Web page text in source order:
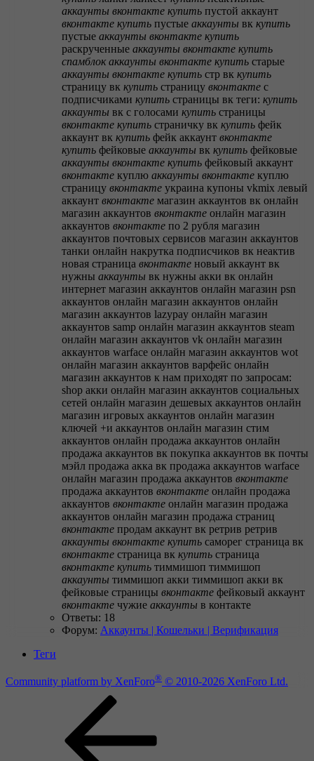
аккаунты вконтакте купить пустой аккаунт
вконтакте купить пустые аккаунты вк купить
пустые аккаунты вконтакте купить
раскрученные аккаунты вконтакте купить
спамблок аккаунты вконтакте купить старые
аккаунты вконтакте купить стр вк купить
страницу вк купить страницу вконтакте с
подписчиками купить страницы вк теги: купить
аккаунты вк с голосами купить страницы
вконтакте купить страничку вк купить фейк
аккаунт вк купить фейк аккаунт вконтакте
купить фейковые аккаунты вк купить фейковые
аккаунты вконтакте купить фейковый аккаунт
вконтакте куплю аккаунты вконтакте куплю
страницу вконтакте украина купоны vkmix левый
аккаунт вконтакте магазин аккаунтов вк онлайн
магазин аккаунтов вконтакте онлайн магазин
аккаунтов вконтакте по 2 рубля магазин
аккаунтов почтовых сервисов магазин аккаунтов
танки онлайн накрутка подписчиков вк неактив
новая страница вконтакте новый аккаунт вк
нужны аккаунты вк нужны акки вк онлайн
интернет магазин аккаунтов онлайн магазин psn
аккаунтов онлайн магазин аккаунтов онлайн
магазин аккаунтов lazypay онлайн магазин
аккаунтов samp онлайн магазин аккаунтов steam
онлайн магазин аккаунтов vk онлайн магазин
аккаунтов warface онлайн магазин аккаунтов wot
онлайн магазин аккаунтов варфейс онлайн
магазин аккаунтов к нам приходят по запросам:
shop акки онлайн магазин аккаунтов социальных
сетей онлайн магазин дешевых аккаунтов онлайн
магазин игровых аккаунтов онлайн магазин
ключей +и аккаунтов онлайн магазин стим
аккаунтов онлайн продажа аккаунтов онлайн
продажа аккаунтов вк покупка аккаунтов вк почты
мэйл продажа акка вк продажа аккаунтов warface
онлайн магазин продажа аккаунтов вконтакте
продажа аккаунтов вконтакте онлайн продажа
аккаунтов вконтакте онлайн магазин продажа
аккаунтов онлайн магазин продажа страниц
вконтакте продам аккаунт вк ретрив ретрив
аккаунты вконтакте купить саморег страница вк
вконтакте страница вк купить страница
вконтакте купить тиммишоп тиммишоп
аккаунты тиммишоп акки тиммишоп акки вк
фейковые страницы вконтакте фейковый аккаунт
вконтакте чужие аккаунты в контакте
Ответы: 18
Форум: Аккаунты | Кошельки | Верификация
Теги
Community platform by XenForo® © 2010-2026 XenForo Ltd.